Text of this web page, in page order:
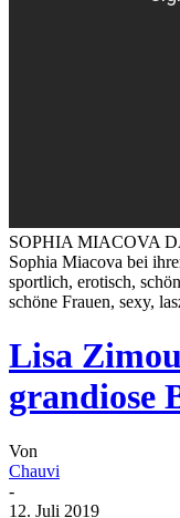
SOPHIA MIACOVA
Sophia Miacova bei
sportlich, erotisch,
schöne Frauen, sexy,
Lisa
grandiose
Von
Chauvi
-
12. Juli 2019